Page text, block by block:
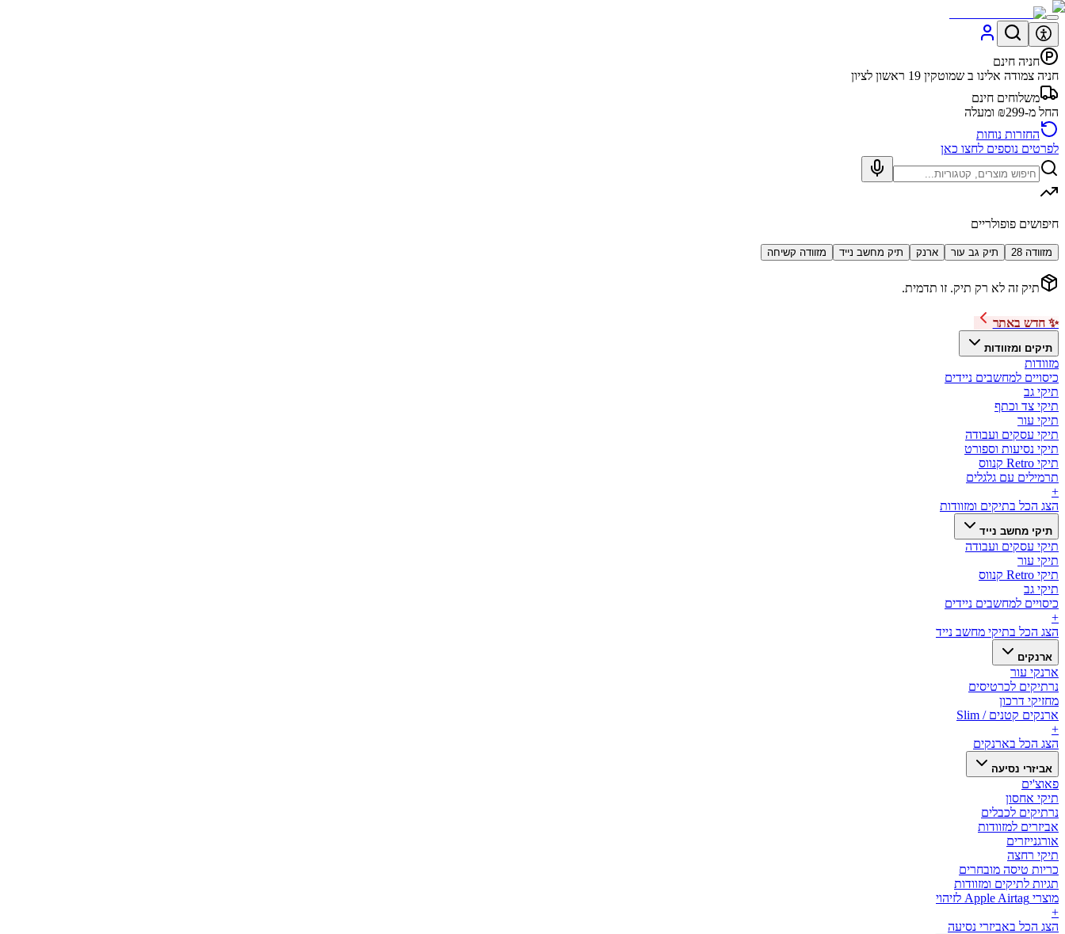
חניה חינם
חניה צמודה אלינו ב שמוטקין 19 ראשון לציון
משלוחים חינם
החל מ-₪299 ומעלה
החזרות נוחות
לפרטים נוספים לחצו כאן
חיפושים פופולריים
מזוודה 28 תיק גב עור ארנק תיק מחשב נייד מזוודה קשיחה
תיק זה לא רק תיק. זו תדמית.
✨ חדש באתר
תיקים ומזוודות
מזוודות
כיסויים למחשבים ניידים
תיקי גב
תיקי צד וכתף
תיקי עור
תיקי עסקים ועבודה
תיקי נסיעות וספורט
תיקי Retro קנווס
תרמילים עם גלגלים
+
הצג הכל בתיקים ומזוודות
תיקי מחשב נייד
תיקי עסקים ועבודה
תיקי עור
תיקי Retro קנווס
תיקי גב
כיסויים למחשבים ניידים
+
הצג הכל בתיקי מחשב נייד
ארנקים
ארנקי עור
נרתיקים לכרטיסים
מחזיקי דרכון
ארנקים קטנים / Slim
+
הצג הכל בארנקים
אביזרי נסיעה
פאוצ'ים
תיקי אחסון
נרתיקים לכבלים
אביזרים למזוודות
אורגנייזרים
תיקי רחצה
כריות טיסה מובחרים
תגיות לתיקים ומזוודות
מוצרי Apple Airtag לזיהוי
+
הצג הכל באביזרי נסיעה